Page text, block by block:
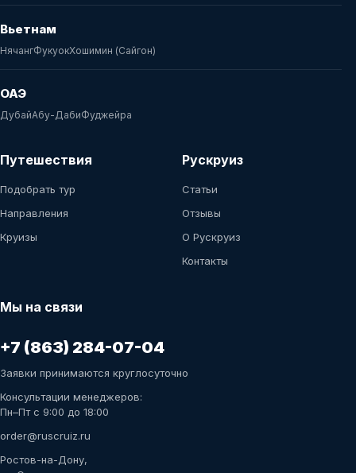
Вьетнам
НячангФукуокХошимин (Сайгон)
ОАЭ
ДубайАбу-ДабиФуджейра
Путешествия
Подобрать тур
Направления
Круизы
Рускруиз
Статьи
Отзывы
О Рускруиз
Контакты
Мы на связи
+7 (863) 284-07-04
Заявки принимаются круглосуточно
Консультации менеджеров:
Пн–Пт с 9:00 до 18:00
order@ruscruiz.ru
Ростов-на-Дону,